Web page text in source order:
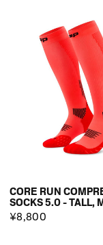
CORE RUN
SOCKS 5.0 - TALL,
¥8,800